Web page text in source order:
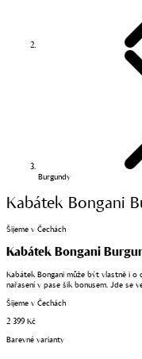
Burgundy
Kabátek Bongani
Šijeme v Čechách
Kabátek Bongani
Kabátek Bongani může být vlastně i
nařasení v pase šik bonusem. Jde se
Šijeme v Čechách
2 399 Kč
Barevné varianty